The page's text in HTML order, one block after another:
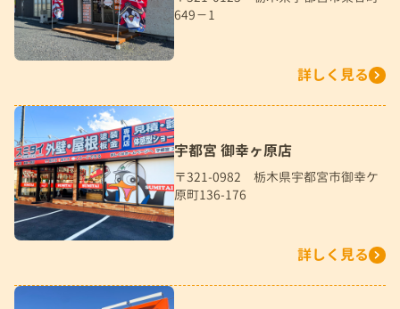
649－1
詳しく見る
宇都宮 御幸ヶ原店
〒321-0982 栃木県宇都宮市御幸ケ
原町136-176
詳しく見る